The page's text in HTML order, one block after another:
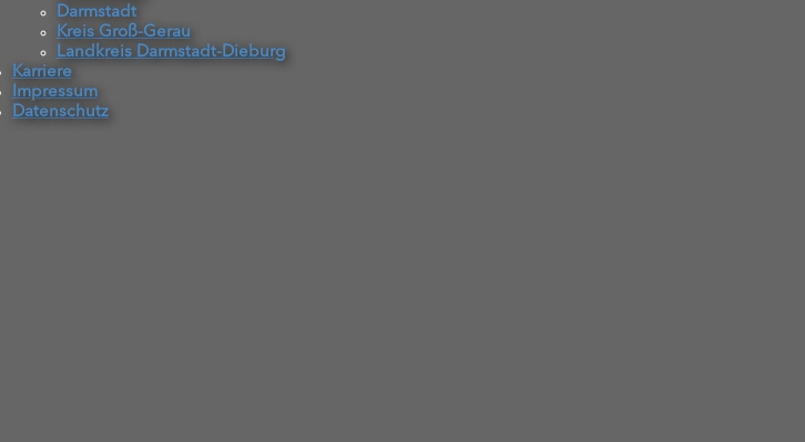
Darmstadt
Kreis Groß-Gerau
Landkreis Darmstadt-Dieburg
Karriere
Impressum
Datenschutz